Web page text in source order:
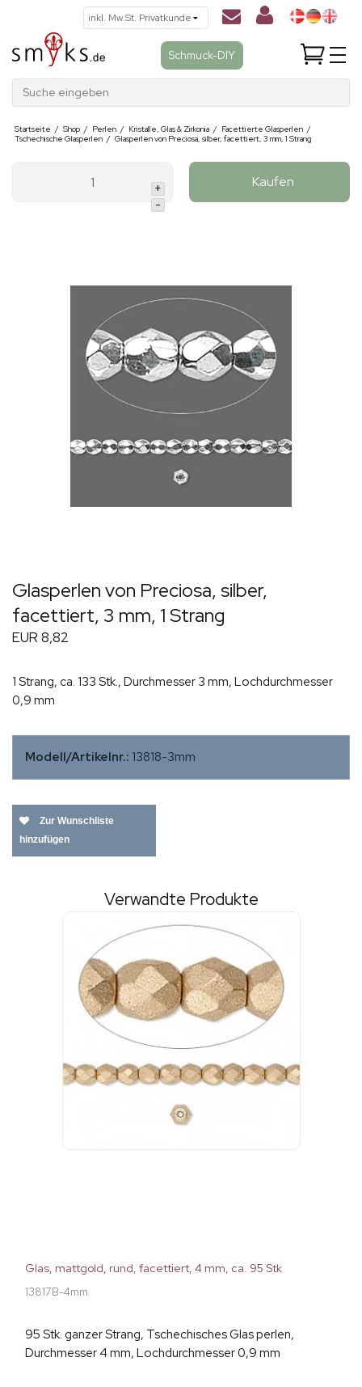
Schmuck-DIY
Suche eingeben
Startseite / Shop / Perlen / Kristalle, Glas & Zirkonia / Facettierte Glasperlen /
Tschechische Glasperlen / Glasperlen von Preciosa, silber, facettiert, 3 mm, 1 Strang
+
-
Kaufen
Glasperlen von Preciosa, silber,
facettiert, 3 mm, 1 Strang
EUR 8,82
1 Strang, ca. 133 Stk., Durchmesser 3 mm, Lochdurchmesser
0,9 mm
Modell/Artikelnr.: 13818-3mm
Zur Wunschliste
hinzufügen
Verwandte Produkte
Glas, mattgold, rund, facettiert, 4 mm, ca. 95 Stk
13817B-4mm
95 Stk. ganzer Strang, Tschechisches Glas perlen,
Durchmesser 4 mm, Lochdurchmesser 0,9 mm